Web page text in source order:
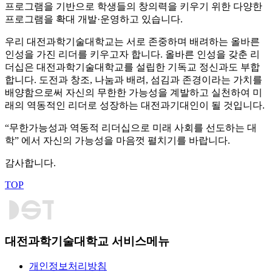
프로그램을 기반으로 학생들의 창의력을 키우기 위한 다양한
프로그램을 확대 개발·운영하고 있습니다.
우리 대전과학기술대학교는 서로 존중하며 배려하는 올바른
인성을 가진 리더를 키우고자 합니다. 올바른 인성을 갖춘 리
더십은 대전과학기술대학교를 설립한 기독교 정신과도 부합
합니다. 도전과 창조, 나눔과 배려, 섬김과 존경이라는 가치를
배양함으로써 자신의 무한한 가능성을 계발하고 실천하여 미
래의 역동적인 리더로 성장하는 대전과기대인이 될 것입니다.
“무한가능성과 역동적 리더십으로 미래 사회를 선도하는 대
학” 에서 자신의 가능성을 마음껏 펼치기를 바랍니다.
감사합니다.
TOP
대전과학기술대학교 서비스메뉴
개인정보처리방침